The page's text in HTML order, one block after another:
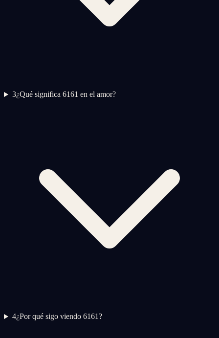
3¿Qué significa 6161 en el amor?
4¿Por qué sigo viendo 6161?